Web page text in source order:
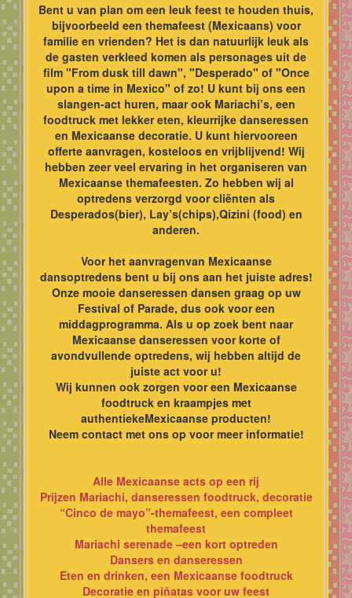
Bent u van plan om een leuk feest te houden thuis,
bijvoorbeeld een themafeest (Mexicaans) voor
familie en vrienden? Het is dan natuurlijk leuk als
de gasten verkleed komen als personages uit de
film "From dusk till dawn", "Desperado" of "Once
upon a time in Mexico" of zo! U kunt bij ons een
slangen-act huren, maar ook Mariachi’s, een
foodtruck met lekker eten, kleurrijke danseressen
en Mexicaanse decoratie. U kunt hiervooreen
offerte aanvragen, kosteloos en vrijblijvend! Wij
hebben zeer veel ervaring in het organiseren van
Mexicaanse themafeesten. Zo hebben wij al
optredens verzorgd voor cliënten als
Desperados(bier), Lay’s(chips),Qizini (food) en
anderen.
Voor het aanvragenvan Mexicaanse
dansoptredens bent u bij ons aan het juiste adres!
Onze mooie danseressen dansen graag op uw
Festival of Parade, dus ook voor een
middagprogramma. Als u op zoek bent naar
Mexicaanse danseressen voor korte of
avondvullende optredens, wij hebben altijd de
juiste act voor u!
Wij kunnen ook zorgen voor een Mexicaanse
foodtruck en kraampjes met
authentiekeMexicaanse producten!
Neem contact met ons op voor meer informatie!
Alle Mexicaanse acts op een rij
Prijzen Mariachi, danseressen foodtruck, decoratie
“Cinco de mayo”-themafeest, een compleet
themafeest
Mariachi serenade –een kort optreden
Dansers en danseressen
Eten en drinken, een Mexicaanse foodtruck
Decoratie en piñatas voor uw feest